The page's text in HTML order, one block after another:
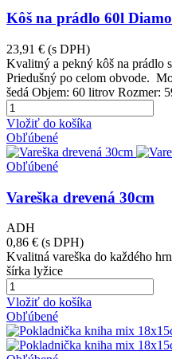
Kôš na prádlo 60l
23,91 € (s DPH)
Kvalitný a pekný kôš na prádlo
Priedušný po celom obvode.
šedá Objem: 60 litrov Rozmer:
Vložiť do košíka
Obľúbené
Obľúbené
Vareška drevená 30cm
ADH
0,86 € (s DPH)
Kvalitná vareška do každého
šírka lyžice
Vložiť do košíka
Obľúbené